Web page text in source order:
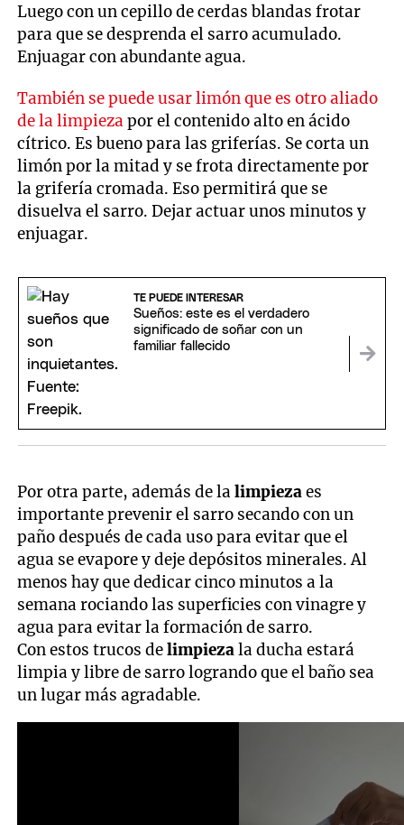
Luego con un cepillo de cerdas blandas frotar
para que se desprenda el sarro acumulado.
Enjuagar con abundante agua.
También se puede usar limón que es otro aliado
de la limpieza por el contenido alto en ácido
cítrico. Es bueno para las griferías. Se corta un
limón por la mitad y se frota directamente por
la grifería cromada. Eso permitirá que se
disuelva el sarro. Dejar actuar unos minutos y
enjuagar.
TE PUEDE INTERESAR
Sueños: este es el verdadero
significado de soñar con un
familiar fallecido
Por otra parte, además de lalimpiezaes
importante prevenir el sarro secando con un
paño después de cada uso para evitar que el
agua se evapore y deje depósitos minerales. Al
menos hay que dedicar cinco minutos a la
semana rociando las superficies con vinagre y
agua para evitar la formación de sarro.
Con estos trucos delimpiezala ducha estará
limpia y libre de sarro logrando que el baño sea
un lugar más agradable.